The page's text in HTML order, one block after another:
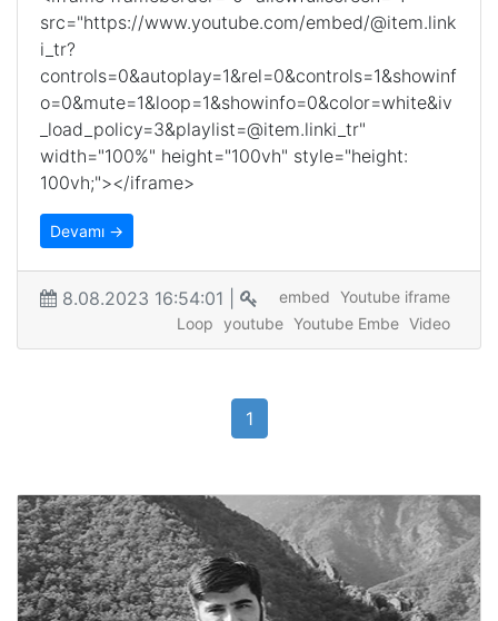
src="https://www.youtube.com/embed/@item.link
i_tr?
controls=0&autoplay=1&rel=0&controls=1&showinf
o=0&mute=1&loop=1&showinfo=0&color=white&iv
_load_policy=3&playlist=@item.linki_tr"
width="100%" height="100vh" style="height:
100vh;"></iframe>
Devamı →
8.08.2023 16:54:01 | Youtube iframe
embed
Video
Youtube Embe
youtube
Loop
1